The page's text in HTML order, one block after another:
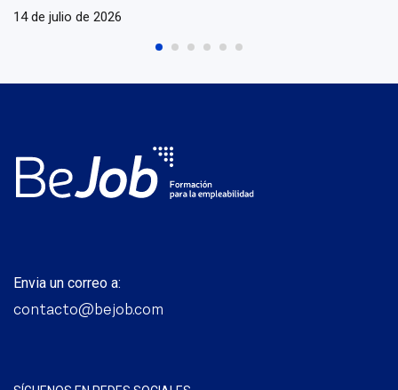
14 de julio de 2026
Envia un correo a:
contacto@bejob.com